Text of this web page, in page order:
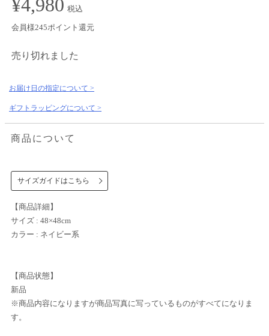
¥4,980 税込
会員様245ポイント還元
売り切れました
お届け日の指定について >
ギフトラッピングについて >
商品について
サイズガイドはこちら
【商品詳細】
サイズ : 48×48cm
カラー : ネイビー系
【商品状態】
新品
※商品内容になりますが商品写真に写っているものがすべてになりま
す。